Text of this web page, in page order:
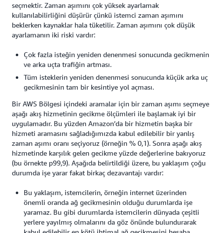
seçmektir. Zaman aşımını çok yüksek ayarlamak
kullanılabilirliğini düşürür çünkü istemci zaman aşımını
beklerken kaynaklar hala tüketilir. Zaman aşımını çok düşük
ayarlamanın iki riski vardır:
Çok fazla isteğin yeniden denenmesi sonucunda gecikmenin
ve arka uçta trafiğin artması.
Tüm isteklerin yeniden denenmesi sonucunda küçük arka uç
gecikmesinin tam bir kesintiye yol açması.
Bir AWS Bölgesi içindeki aramalar için bir zaman aşımı seçmeye
aşağı akış hizmetinin gecikme ölçümleri ile başlamak iyi bir
uygulamadır. Bu yüzden Amazon’da bir hizmetin başka bir
hizmeti aramasını sağladığımızda kabul edilebilir bir yanlış
zaman aşımı oranı seçiyoruz (örneğin % 0,1). Sonra aşağı akış
hizmetinde karşılık gelen gecikme yüzde değerlerine bakıyoruz
(bu örnekte p99,9). Aşağıda belirtildiği üzere, bu yaklaşım çoğu
durumda işe yarar fakat birkaç dezavantajı vardır:
Bu yaklaşım, istemcilerin, örneğin internet üzerinden
önemli oranda ağ gecikmesinin olduğu durumlarda işe
yaramaz. Bu gibi durumlarda istemcilerin dünyada çeşitli
yerlere yayılmış olmalarını da göz önünde bulundurarak